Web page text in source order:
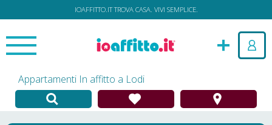
IOAFFITTO.IT TROVA CASA. VIVI SEMPLICE.
Appartamenti In affitto a Lodi